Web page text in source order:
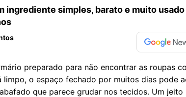
ingrediente simples, barato e muito
preparado para não encontrar as roupas
o espaço fechado por muitos dias pode
que parece grudar nos tecidos. Um